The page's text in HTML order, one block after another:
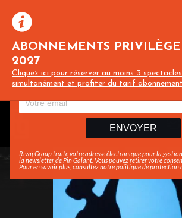
ABONNEMENTS
2027
Cliquez ici pour réserver au moins 3 spectacles
simultanément et profiter du tarif
Recevez toute l’actualité en
notre newsletter :
ENVOYER
Rivaj Group traite votre adresse électronique pour la
la newsletter dePin Galant . Vous pouvez retirer votre
Pour en savoir plus, consultez notrepolitique de protection